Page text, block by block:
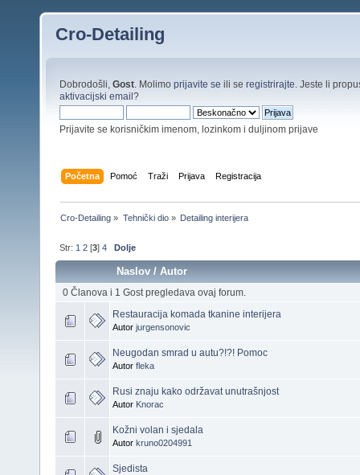
Cro-Detailing
Dobrodošli, Gost . Molimo prijavite se ili se registrirajte . Jeste li
aktivacijski email?
Prijavite se korisničkim imenom, lozinkom i duljinom prijave
Početna Pomoć Traži Prijava Registracija
Cro-Detailing » Tehnički dio» Detailing interijera
Str: 1 2 [3]4 Dolje
Naslov /Autor
0 Članova i 1 Gost pregledava ovaj forum.
Restauracija komada tkanine interijera
Autor jurgensonovic
Neugodan smrad u autu?!?! Pomoc
Autor fleka
Rusi znaju kako održavat unutrašnjost
Autor Knorac
Kožni volan i sjedala
Autor kruno0204991
Sjedista